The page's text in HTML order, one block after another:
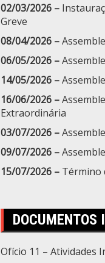
02/03/2026 –
Greve
08/04/2026 –
06/05/2026 –
14/05/2026 –
16/06/2026 –
Extraordinária
03/07/2026 –
09/07/2026 –
15/07/2026 – Término
DOCUMENTOS
Ofício 11 – Atividades